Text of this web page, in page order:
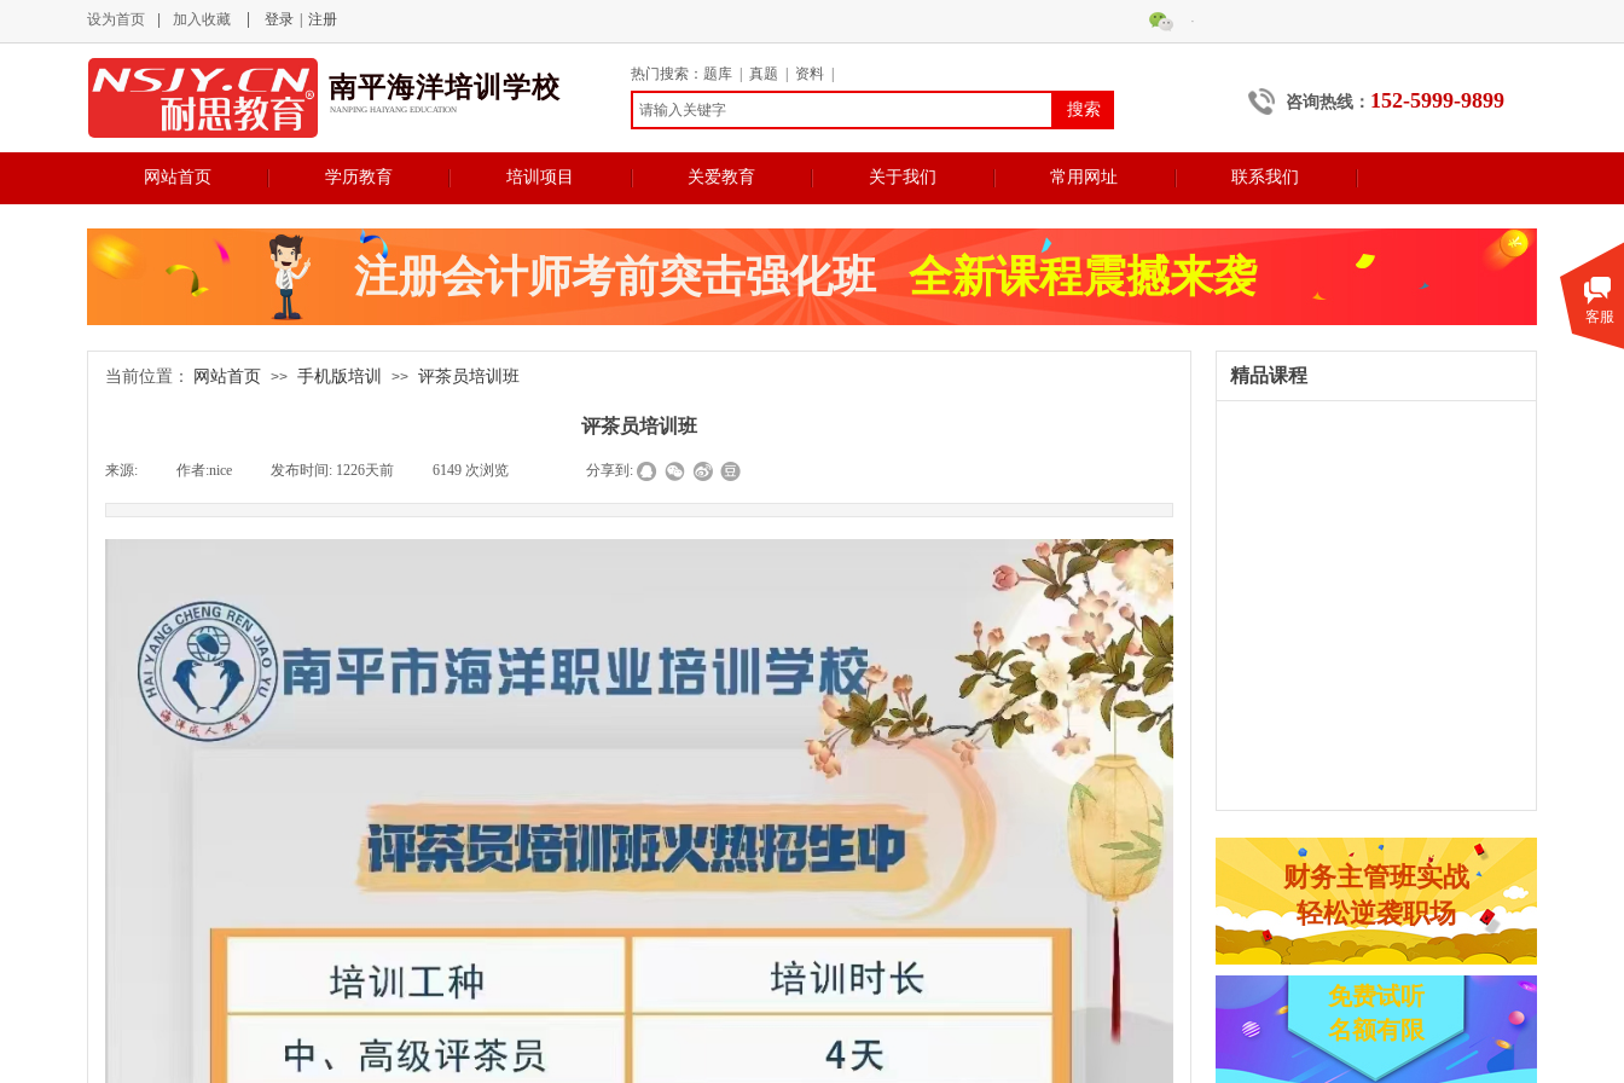
登录 注册
设为首页 加入收藏
热门搜索：题库 | 真题 | 资料 |
咨询热线： 152-5999-9899
南平海洋培训学校
NANPING HAIYANG EDUCATION 搜索
网站首页 学历教育 培训项目 关爱教育 关于我们 常用网址 联系我们
注册会计师考前突击强化班全新课程震撼来袭
评茶员培训班
来源: 作者:nice 发布时间: 1226天前 6149 次浏览 分享到:
当前位置： 网站首页 >> 手机版培训 >> 评茶员培训班 精品课程
财务主管班实战
轻松逆袭职场
免费试听
名额有限
客服